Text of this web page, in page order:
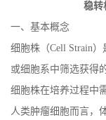
稳转
一、基本概念
细胞株（Cell Strain）
或细胞系中筛选获得
细胞株在培养过程中
人类肿瘤细胞而言，